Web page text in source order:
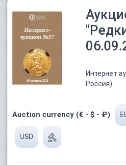
Интернет
Россия)
Auction currency (€ - $ - ₽)
USD